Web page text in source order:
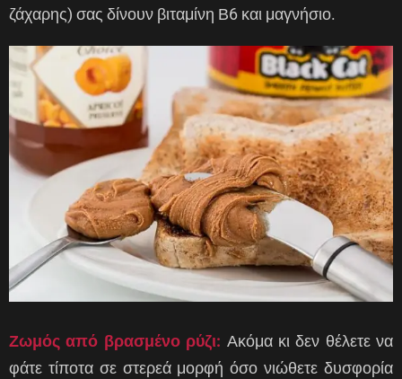
ζάχαρης) σας δίνουν βιταμίνη Β6 και μαγνήσιο.
Ζωμός από βρασμένο ρύζι: Ακόμα κι δεν θέλετε να
φάτε τίποτα σε στερεά μορφή όσο νιώθετε δυσφορία